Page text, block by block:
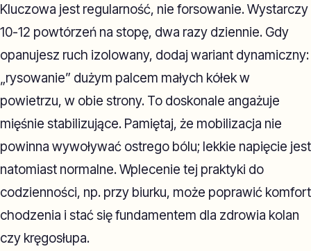
Kluczowa jest regularność, nie forsowanie. Wystarczy
10-12 powtórzeń na stopę, dwa razy dziennie. Gdy
opanujesz ruch izolowany, dodaj wariant dynamiczny:
„rysowanie” dużym palcem małych kółek w
powietrzu, w obie strony. To doskonale angażuje
mięśnie stabilizujące. Pamiętaj, że mobilizacja nie
powinna wywoływać ostrego bólu; lekkie napięcie jest
natomiast normalne. Wplecenie tej praktyki do
codzienności, np. przy biurku, może poprawić komfort
chodzenia i stać się fundamentem dla zdrowia kolan
czy kręgosłupa.